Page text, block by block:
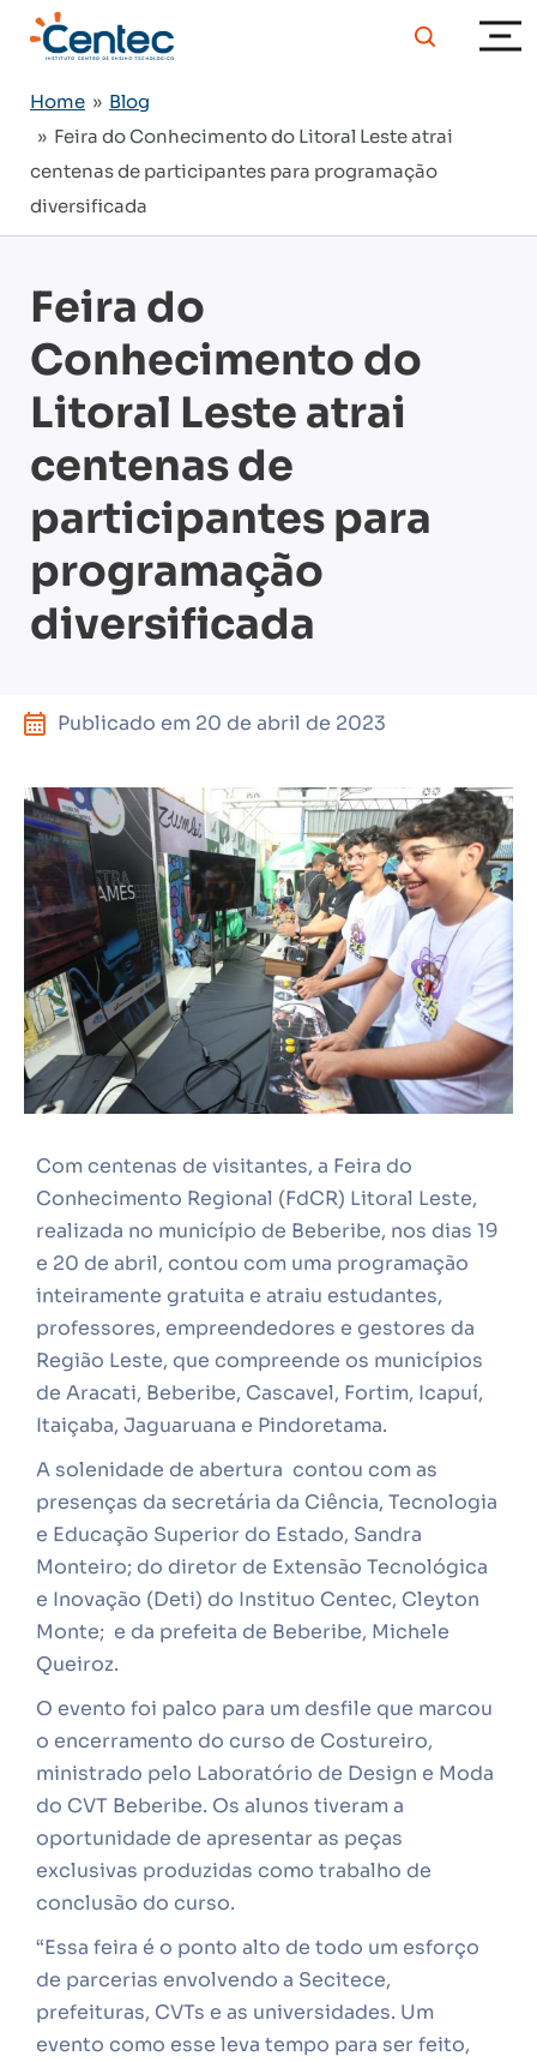
Home » Blog
» Feira do Conhecimento do Litoral Leste atrai
centenas de participantes para programação
diversificada
Feira do
Conhecimento do
Litoral Leste atrai
centenas de
participantes para
programação
diversificada
Publicado em 20 de abril de 2023
Com centenas de visitantes, a Feira do
Conhecimento Regional (FdCR) Litoral Leste,
realizada no município de Beberibe, nos dias 19
e 20 de abril, contou com uma programação
inteiramente gratuita e atraiu estudantes,
professores, empreendedores e gestores da
Região Leste, que compreende os municípios
de Aracati, Beberibe, Cascavel, Fortim, Icapuí,
Itaiçaba, Jaguaruana e Pindoretama.
A solenidade de abertura contou com as
presenças da secretária da Ciência, Tecnologia
e Educação Superior do Estado, Sandra
Monteiro; do diretor de Extensão Tecnológica
e Inovação (Deti) do Instituo Centec, Cleyton
Monte; e da prefeita de Beberibe, Michele
Queiroz.
O evento foi palco para um desfile que marcou
o encerramento do curso de Costureiro,
ministrado pelo Laboratório de Design e Moda
do CVT Beberibe. Os alunos tiveram a
oportunidade de apresentar as peças
exclusivas produzidas como trabalho de
conclusão do curso.
“Essa feira é o ponto alto de todo um esforço
de parcerias envolvendo a Secitece,
prefeituras, CVTs e as universidades. Um
evento como esse leva tempo para ser feito,